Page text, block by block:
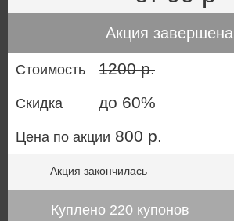
Акция завершена
Стоимость 1200 р.
Скидка до 60%
Цена по акции 800 р.
Акция закончилась
Куплено 220 купонов